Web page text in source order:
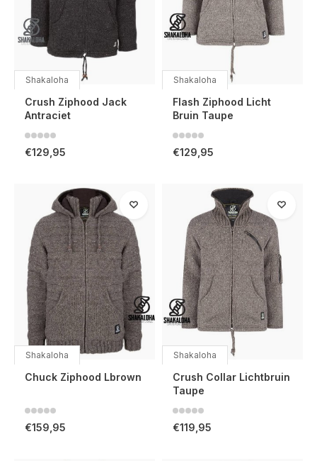
Shakaloha
Crush Ziphood Jack
Antraciet
€129,95
Shakaloha
Flash Ziphood Licht
Bruin Taupe
€129,95
Shakaloha
Chuck Ziphood Lbrown
€159,95
Shakaloha
Crush Collar Lichtbruin
Taupe
€119,95